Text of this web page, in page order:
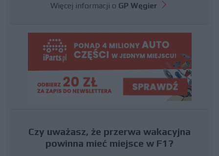
Więcej informacji o GP Węgier
Czy uważasz, że przerwa wakacyjna
powinna mieć miejsce w F1?